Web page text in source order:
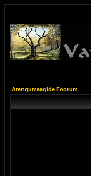
Arengumaagide Foorum